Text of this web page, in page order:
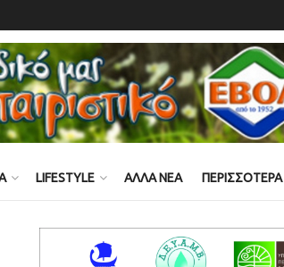
LIFESTYLE ΑΛΛΑ ΝΕΑ ΠΕΡΙΣΣΟΤΕΡΑ